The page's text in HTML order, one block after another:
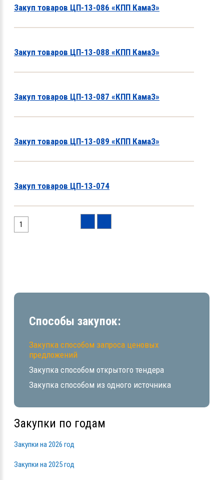
Закуп товаров ЦП-13-086 «КПП КамаЗ»
Закуп товаров ЦП-13-088 «КПП КамаЗ»
Закуп товаров ЦП-13-087 «КПП КамаЗ»
Закуп товаров ЦП-13-089 «КПП КамаЗ»
Закуп товаров ЦП-13-074
1
Способы закупок:
Закупка способом запроса ценовых
предложений
Закупка способом открытого тендера
Закупка способом из одного источника
Закупки по годам
Закупки на 2026 год
Закупки на 2025 год